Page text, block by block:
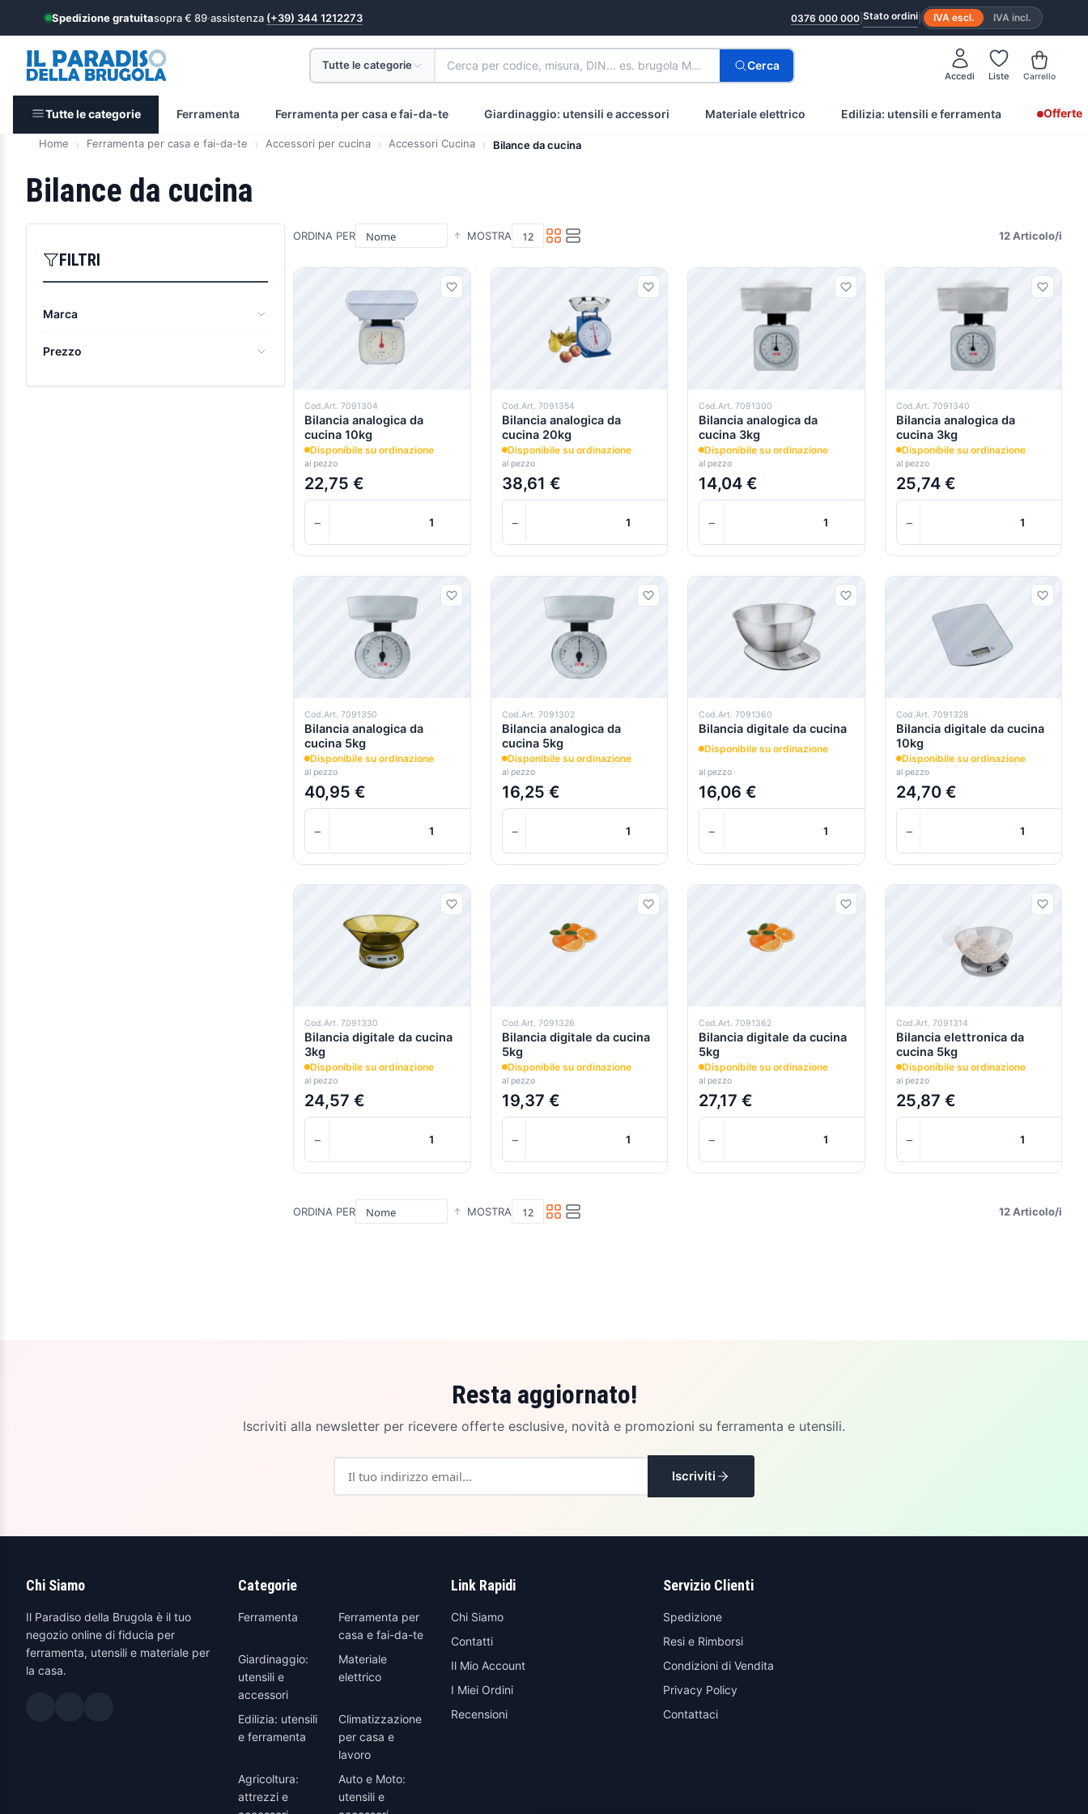
Spedizione gratuitasopra € 89·assistenza (+39) 344 1212273 0376 000 000 Stato ordini IVA escl. IVA incl.
Tutte le categorie Cerca per codice, misura, DIN... es. brugola M8 inox Cerca
Accedi Liste Carrello
Tutte le categorie Ferramenta Ferramenta per casa e fai-da-te Giardinaggio: utensili e accessori Materiale elettrico Edilizia: utensili e ferramenta Offerte
Home Ferramenta per casa e fai-da-te Accessori per cucina Accessori Cucina Bilance da cucina
Bilance da cucina
FILTRI
Marca
Prezzo
10,00 € - 19,99 € (4)
ORDINA PER MOSTRA 12 Articolo/i
Prodotti
Cod.Art. 7091304
Bilancia analogica da
cucina 10kg
Disponibile su ordinazione
al pezzo
22,75 €
−
Cod.Art. 7091354
Bilancia analogica da
cucina 20kg
Disponibile su ordinazione
al pezzo
38,61 €
−
Cod.Art. 7091300
Bilancia analogica da
cucina 3kg
Disponibile su ordinazione
al pezzo
14,04 €
−
Cod.Art. 7091340
Bilancia analogica da
cucina 3kg
Disponibile su ordinazione
al pezzo
25,74 €
−
Cod.Art. 7091350
Bilancia analogica da
cucina 5kg
Disponibile su ordinazione
al pezzo
40,95 €
−
Cod.Art. 7091302
Bilancia analogica da
cucina 5kg
Disponibile su ordinazione
al pezzo
16,25 €
−
Cod.Art. 7091360
Bilancia digitale da cucina
Disponibile su ordinazione
al pezzo
16,06 €
−
Cod.Art. 7091328
Bilancia digitale da cucina
10kg
Disponibile su ordinazione
al pezzo
24,70 €
−
Cod.Art. 7091330
Bilancia digitale da cucina
3kg
Disponibile su ordinazione
al pezzo
24,57 €
−
Cod.Art. 7091326
Bilancia digitale da cucina
5kg
Disponibile su ordinazione
al pezzo
19,37 €
−
Cod.Art. 7091362
Bilancia digitale da cucina
5kg
Disponibile su ordinazione
al pezzo
27,17 €
−
Cod.Art. 7091314
Bilancia elettronica da
cucina 5kg
Disponibile su ordinazione
al pezzo
25,87 €
−
ORDINA PER MOSTRA 12 Articolo/i
Resta aggiornato!
Iscriviti alla newsletter per ricevere offerte esclusive, novità e promozioni su ferramenta e utensili.
Iscriviti
Chi Siamo
Il Paradiso della Brugola è il tuo
negozio online di fiducia per
ferramenta, utensili e materiale per
la casa.
Categorie
Ferramenta
Ferramenta per
casa e fai-da-te
Giardinaggio:
utensili e
accessori
Materiale
elettrico
Edilizia: utensili
e ferramenta
Climatizzazione
per casa e
lavoro
Agricoltura:
attrezzi e
Auto e Moto:
utensili e
Link Rapidi
Chi Siamo
Contatti
Il Mio Account
I Miei Ordini
Recensioni
Servizio Clienti
Spedizione
Resi e Rimborsi
Condizioni di Vendita
Privacy Policy
Contattaci